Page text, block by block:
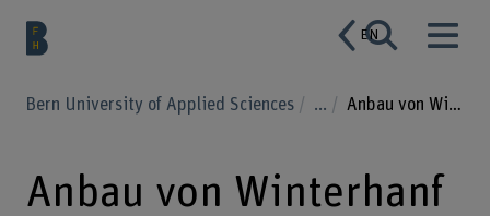
EN
Bern University of Applied Sciences ... Anbau von Winterhanf in der Schweiz zur weiteren Nutzung für Textilien
Anbau von Winterhanf